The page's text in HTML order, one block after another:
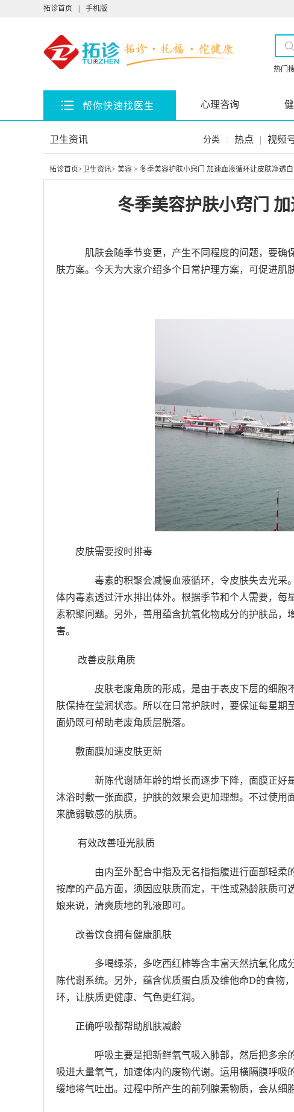
拓诊首页 手机版
热门
帮你快速找医生 心理咨询
卫生资讯 分类 : 热点 | 视频
拓诊首页> 卫生资讯> 美容 > 冬季美容护肤小窍门 加速血液循环让皮肤净透白
冬季美容护肤小窍门
肌肤会随季节变更，产生不同程度的问题，要确
肤方案。今天为大家介绍多个日常护理方案，可促进肌
皮肤需要按时排毒
毒素的积聚会减慢血液循环，令皮肤失去光采
体内毒素透过汗水排出体外。根据季节和个人需要，
素积聚问题。另外，善用蕴含抗氧化物成分的护肤品
害。
改善皮肤角质
皮肤老废角质的形成，是由于表皮下层的细胞
肤保持在莹润状态。所以在日常护肤时，要保证每星
面奶既可帮助老废角质层脱落。
敷面膜加速皮肤更新
新陈代谢随年龄的增长而逐步下降，面膜正好
沐浴时敷一张面膜，护肤的效果会更加理想。不过使
来脆弱敏感的肤质。
有效改善哑光肤质
由内至外配合中指及无名指指腹进行面部轻柔
按摩的产品方面，须因应肤质而定，干性或熟龄肤质
娘来说，清爽质地的乳液即可。
改善饮食拥有健康肌肤
多喝绿茶，多吃西红柿等含丰富天然抗氧化成
陈代谢系统。另外，蕴含优质蛋白质及维他命D的食物
环，让肤质更健康、气色更红润。
正确呼吸都帮助肌肤减龄
呼吸主要是把新鲜氧气吸入肺部，然后把多余
吸进大量氧气，加速体内的废物代谢。运用横隔膜呼
缓地将气吐出。过程中所产生的前列腺素物质，会从细